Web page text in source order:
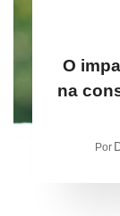
O
na
Por